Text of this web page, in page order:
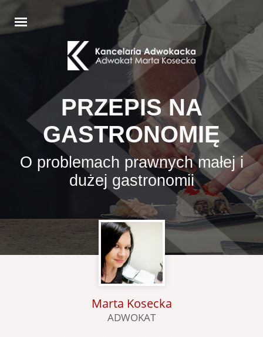
PRZEPIS NA
GASTRONOMIĘ
O problemach prawnych małej i
dużej gastronomii
Marta Kosecka
ADWOKAT